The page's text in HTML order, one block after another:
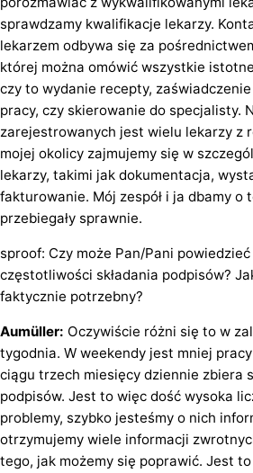
sprawdzamy kwalifikacje lekarzy.
lekarzem odbywa się za
której można omówić wszystkie
czy to wydanie recepty,
pracy, czy skierowanie do specjalisty.
zarejestrowanych jest wielu lekarzy z
mojej okolicy zajmujemy się w
lekarzy, takimi jak dokumentacja,
fakturowanie. Mój zespół i ja dbamy o
przebiegały sprawnie.
sproof: Czy może Pan/Pani
częstotliwości składania podpisów?
faktycznie potrzebny?
Aumüller: Oczywiście różni się to w
tygodnia. W weekendy jest mniej
ciągu trzech miesięcy dziennie zbiera
podpisów. Jest to więc dość wysoka
problemy, szybko jesteśmy o nich
otrzymujemy wiele informacji
tego, jak możemy się poprawić. Jest